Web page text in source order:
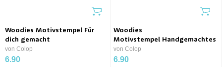
Woodies Motivstempel Für
dich gemacht
von Colop
6.90
Woodies
Motivstempel Handgemachtes
von Colop
6.90